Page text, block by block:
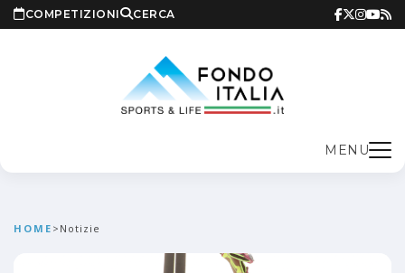
COMPETIZIONI CERCA
MENU
HOME > Notizie